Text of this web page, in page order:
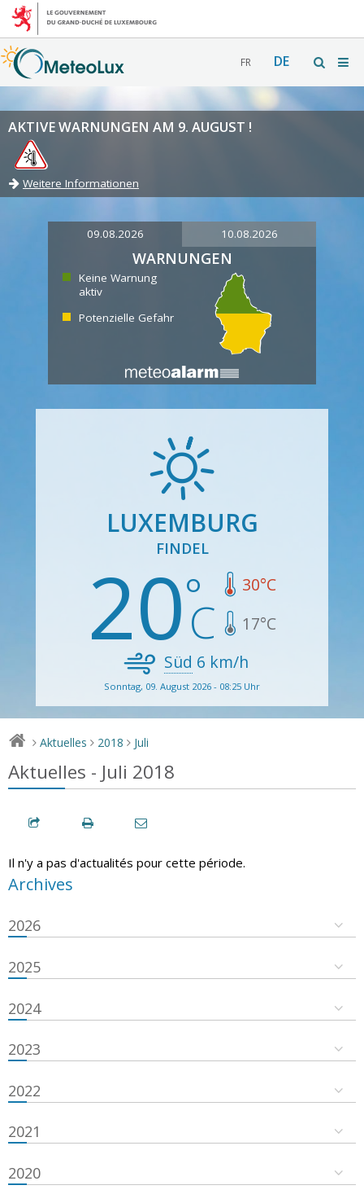
FR DE
AKTIVE WARNUNGEN AM 9. AUGUST !
Weitere Informationen
09.08.2026 10.08.2026
WARNUNGEN
Keine Warnung
aktiv
Potenzielle Gefahr
LUXEMBURG
FINDEL
20 30°C
17°C
Süd 6 km/h
Sonntag, 09. August 2026 - 08:25 Uhr
> Aktuelles > 2018 > Juli
Aktuelles - Juli 2018
Il n'y a pas d'actualités pour cette période.
Archives
2026
2025
2024
2023
2022
2021
2020